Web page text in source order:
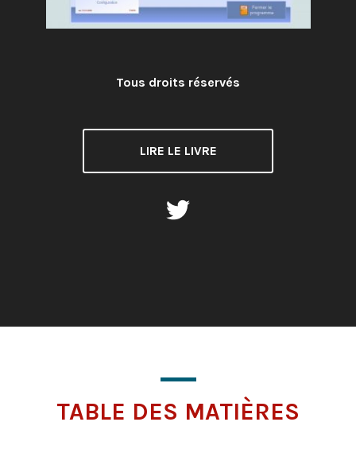
License:
Tous droits réservés
LIRE LE LIVRE
TABLE DES MATIÈRES